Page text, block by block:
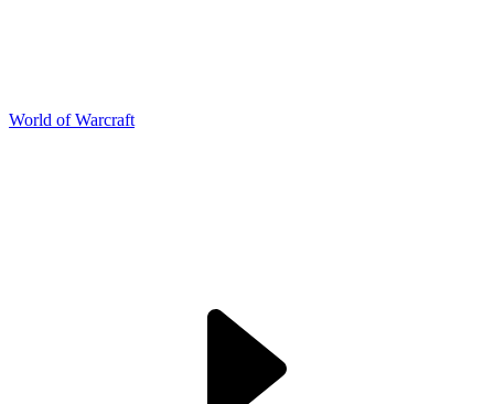
World of Warcraft